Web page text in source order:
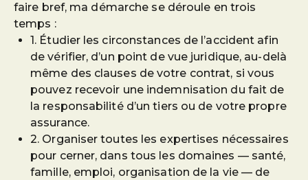
faire bref, ma démarche se déroule en trois
temps :
1. Étudier les circonstances de l’accident afin
de vérifier, d’un point de vue juridique, au-delà
même des clauses de votre contrat, si vous
pouvez recevoir une indemnisation du fait de
la responsabilité d’un tiers ou de votre propre
assurance.
2. Organiser toutes les expertises nécessaires
pour cerner, dans tous les domaines — santé,
famille, emploi, organisation de la vie — de